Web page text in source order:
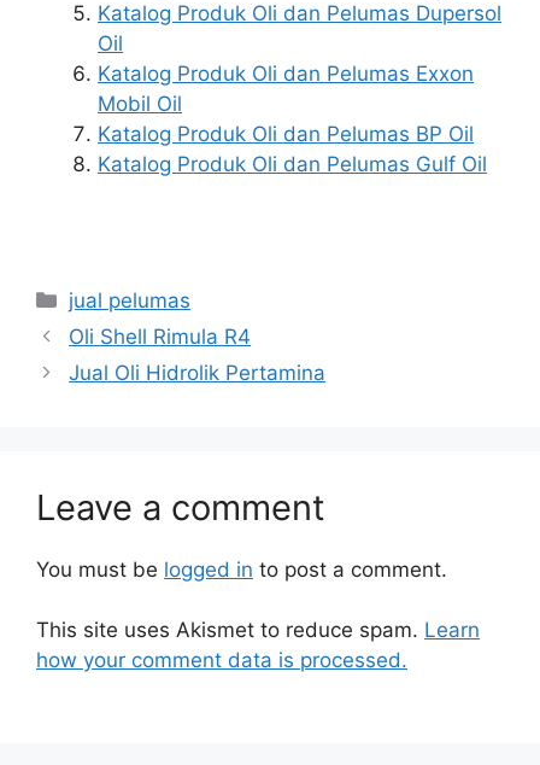
Katalog Produk Oli dan Pelumas Dupersol
Oil
Katalog Produk Oli dan Pelumas Exxon
Mobil Oil
Katalog Produk Oli dan Pelumas BP Oil
Katalog Produk Oli dan Pelumas Gulf Oil
jual pelumas
Oli Shell Rimula R4
Jual Oli Hidrolik Pertamina
Leave a comment
You must be logged in to post a comment.
This site uses Akismet to reduce spam. Learn
how your comment data is processed.